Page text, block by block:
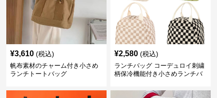
¥3,610 (税込)
帆布素材のチャーム付き小さめ
ランチトートバッグ
¥2,580 (税込)
ランチバッグ コーデュロイ刺繍
柄保冷機能付き小さめランチバ